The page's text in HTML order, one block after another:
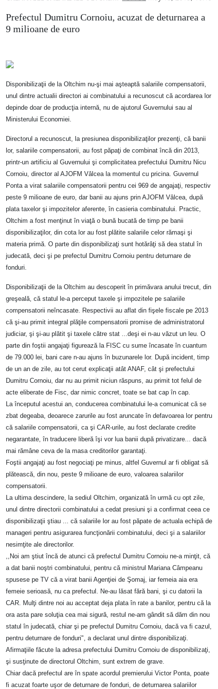
Prefectul Dumitru Cornoiu, acuzat de deturnarea a
9 milioane de euro
Disponibilizaţii de la Oltchim nu-şi mai aşteaptă salariile compensatorii,
unul dintre actualii directori ai combinatului a recunoscut că acordarea lor
depinde doar de producţia internă, nu de ajutorul Guvernului sau al
Ministerului Economiei.
Directorul a recunoscut, la presiunea disponibilizaţilor prezenţi, că banii
lor, salariile compensatorii, au fost păpaţi de combinat încă din 2013,
printr-un artificiu al Guvernului şi complicitatea prefectului Dumitru Nicu
Cornoiu, director al AJOFM Vâlcea la momentul cu pricina. Guvernul
Ponta a virat salariile compensatorii pentru cei 969 de angajaţi, respectiv
peste 9 milioane de euro, dar banii au ajuns prin AJOFM Vâlcea, după
plata taxelor şi impozitelor aferente, în casieria combinatului. Practic,
Oltchim a fost menţinut în viaţă o bună bucată de timp pe banii
disponibilizaţilor, din cota lor au fost plătite salariile celor rămaşi şi
materia primă. O parte din disponibilizaţi sunt hotărâţi să dea statul în
judecată, deci şi pe prefectul Dumitru Cornoiu pentru deturnare de
fonduri.
Disponibilizaţii de la Oltchim au descoperit în primăvara anului trecut, din
greşeală, că statul le-a perceput taxele şi impozitele pe salariile
compensatorii neîncasate. Respectivii au aflat din fişele fiscale pe 2013
că şi-au primit integral plăţile compensatorii promise de administratorul
judiciar, şi şi-au plătit şi taxele către stat ...deşi ei n-au văzut un leu. O
parte din foştii angajaţi figurează la FISC cu sume încasate în cuantum
de 79.000 lei, bani care n-au ajuns în buzunarele lor. După incident, timp
de un an de zile, au tot cerut explicaţii atât ANAF, cât şi prefectului
Dumitru Cornoiu, dar nu au primit niciun răspuns, au primit tot felul de
acte eliberate de Fisc, dar nimic concret, toate se bat cap în cap.
La începutul acestui an, conducerea combinatului le-a comunicat că se
zbat degeaba, deoarece zarurile au fost aruncate în defavoarea lor pentru
că salariile compensatorii, ca şi CAR-urile, au fost declarate credite
negarantate, în traducere liberă îşi vor lua banii după privatizare... dacă
mai rămâne ceva de la masa creditorilor garantaţi.
Foştii angajaţi au fost negociaţi pe minus, altfel Guvernul ar fi obligat să
plătească, din nou, peste 9 milioane de euro, valoarea salariilor
compensatorii.
La ultima descindere, la sediul Oltchim, organizată în urmă cu opt zile,
unul dintre directorii combinatului a cedat presiuni şi a confirmat ceea ce
disponibilizaţii ştiau ... că salariile lor au fost păpate de actuala echipă de
manageri pentru asigurarea funcţionării combinatului, deci şi a salariilor
nesimţite ale directorilor.
,,Noi am ştiut încă de atunci că prefectul Dumitru Cornoiu ne-a minţit, că
a dat banii noştri combinatului, pentru că ministrul Mariana Câmpeanu
spusese pe TV că a virat banii Agenţiei de Şomaj, iar femeia aia era
femeie serioasă, nu ca prefectul. Ne-au lăsat fără bani, şi cu datorii la
CAR. Mulţi dintre noi au acceptat deja plata în rate a banilor, pentru că la
ora asta pare soluţia cea mai sigură, restul ne-am gândit să dăm din nou
statul în judecată, chiar şi pe prefectul Dumitru Cornoiu, dacă va fi cazul,
pentru deturnare de fonduri", a declarat unul dintre disponibilizaţi.
Afirmaţiile făcute la adresa prefectului Dumitru Cornoiu de disponibilizaţi,
şi susţinute de directorul Oltchim, sunt extrem de grave.
Chiar dacă prefectul are în spate acordul premierului Victor Ponta, poate
fi acuzat foarte uşor de deturnare de fonduri, de deturnarea salariilor